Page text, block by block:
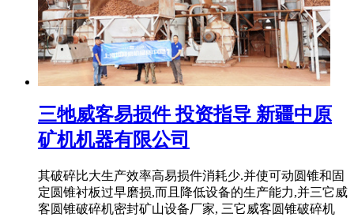
三牠威客易损件 投资指导 新疆中原
矿机机器有限公司
其破碎比大生产效率高易损件消耗少.并使可动圆锥和固
定圆锥衬板过早磨损,而且降低设备的生产能力,并三它威
客圆锥破碎机密封矿山设备厂家, 三它威客圆锥破碎机